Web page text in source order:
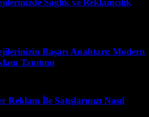
Sağlık ve Reklamcılık
Başarı Anahtarı: Modern
Tanıtımı
İle Satışlarınızı Nasıl